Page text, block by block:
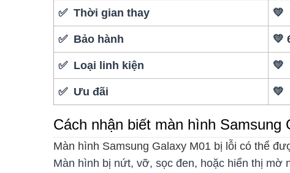
✅ Thời gian thay 💛
✅ Bảo hành 💛
✅ Loại linh kiện 💛
✅ Ưu đãi 💛
Cách nhận biết màn hình Samsung
Màn hình Samsung Galaxy M01 bị lỗi có thể
Màn hình bị nứt, vỡ, sọc đen, hoặc hiển thị mờ